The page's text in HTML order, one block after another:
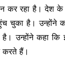
कर रहा है। देश
चुका है। उन्होंने
है। उन्होंने कहा
करते हैं।